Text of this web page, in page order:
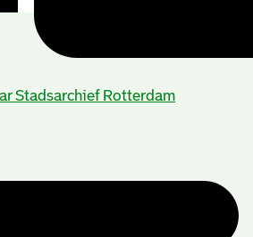
Stadsarchief Rotterdam